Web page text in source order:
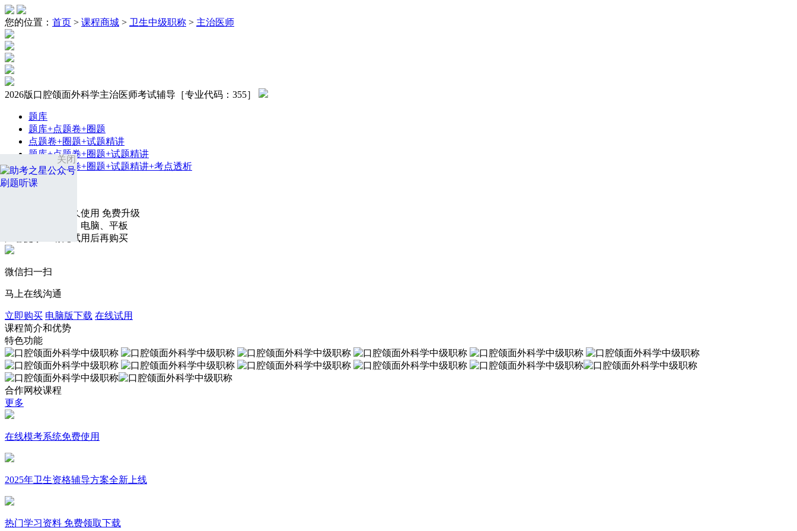
关闭
您的位置： 首页 > 课程商城 > 卫生中级职称 > 主治医师
2026版口腔颌面外科学主治医师考试辅导［专业代码：355］
题库
题库+点题卷+圈题
点题卷+圈题+试题精讲
题库+点题卷+圈题+试题精讲
题库+点题卷+圈题+试题精讲+考点透析
￥134.00
课程有效期：永久使用 免费升级
支持设备：手机、电脑、平板
温馨提示：请先试用后再购买
微信扫一扫
马上在线沟通
立即购买 电脑版下载 在线试用
课程简介和优势
特色功能
合作网校课程
更多
在线模考系统免费使用
2025年卫生资格辅导方案全新上线
热门学习资料 免费领取下载